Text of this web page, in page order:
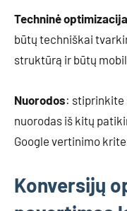
Techninė optimizacija
būtų techniškai
struktūrą ir būtų
Nuorodos: stiprinkite
nuorodas iš kitų
Google vertinimo
Konversijų